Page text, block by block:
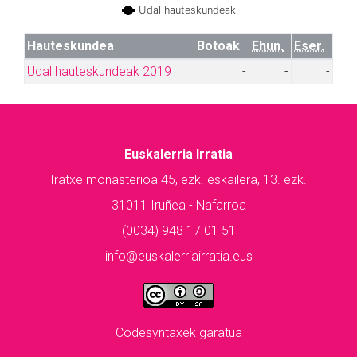
Udal hauteskundeak
Hauteskundea Botoak Ehun.
Eser.
Udal hauteskundeak 2019
- - -
Euskalerria Irratia
Iratxe monasterioa 45, ezk. eskailera, 13. ezk.
31011 Iruñea - Nafarroa
(0034) 948 17 01 51
info@euskalerriairratia.eus
Codesyntaxek garatua